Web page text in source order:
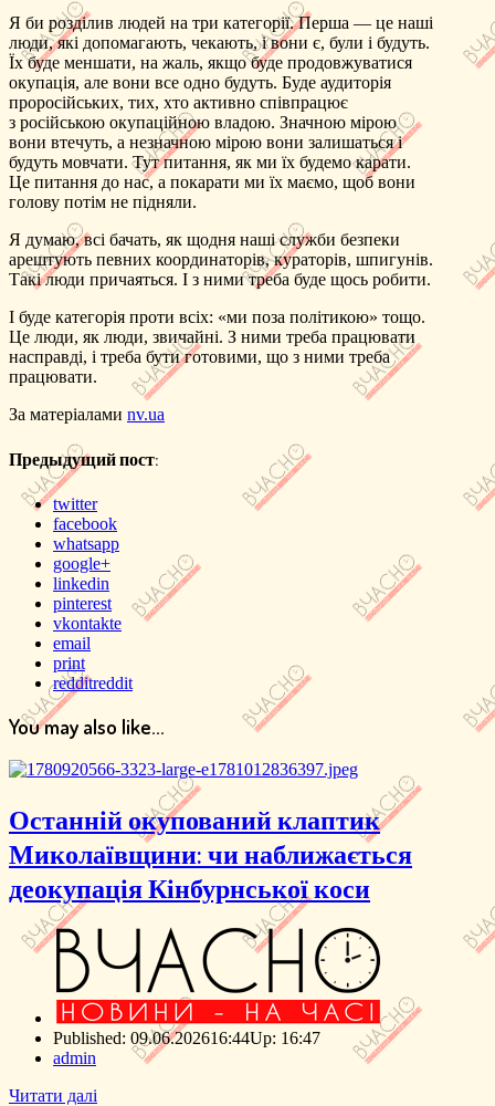
Я би розділив людей на три категорії. Перша — це наші
люди, які допомагають, чекають, і вони є, були і будуть.
Їх буде меншати, на жаль, якщо буде продовжуватися
окупація, але вони все одно будуть. Буде аудиторія
проросійських, тих, хто активно співпрацює
з російською окупаційною владою. Значною мірою
вони втечуть, а незначною мірою вони залишаться і
будуть мовчати. Тут питання, як ми їх будемо карати.
Це питання до нас, а покарати ми їх маємо, щоб вони
голову потім не підняли.
Я думаю, всі бачать, як щодня наші служби безпеки
арештують певних координаторів, кураторів, шпигунів.
Такі люди причаяться. І з ними треба буде щось робити.
І буде категорія проти всіх: «ми поза політикою» тощо.
Це люди, як люди, звичайні. З ними треба працювати
насправді, і треба бути готовими, що з ними треба
працювати.
За матеріалами nv.ua
Предыдущий пост:
twitter
facebook
whatsapp
google+
linkedin
pinterest
vkontakte
email
print
redditreddit
You may also like...
Останній окупований клаптик
Миколаївщини: чи наближається
деокупація Кінбурнської коси
Published: 09.06.202616:44Up: 16:47
Author
admin
Читати далі